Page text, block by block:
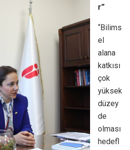
r”
“Bilims
el
alana
katkısı
çok
yüksek
düzey
de
olması
hedefl